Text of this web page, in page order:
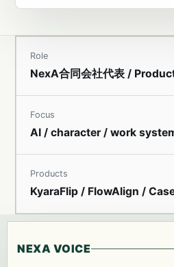
Role
NexA合同会社代表 /
Focus
AI / character / work
Products
KyaraFlip / FlowAlign /
NEXA VOICE